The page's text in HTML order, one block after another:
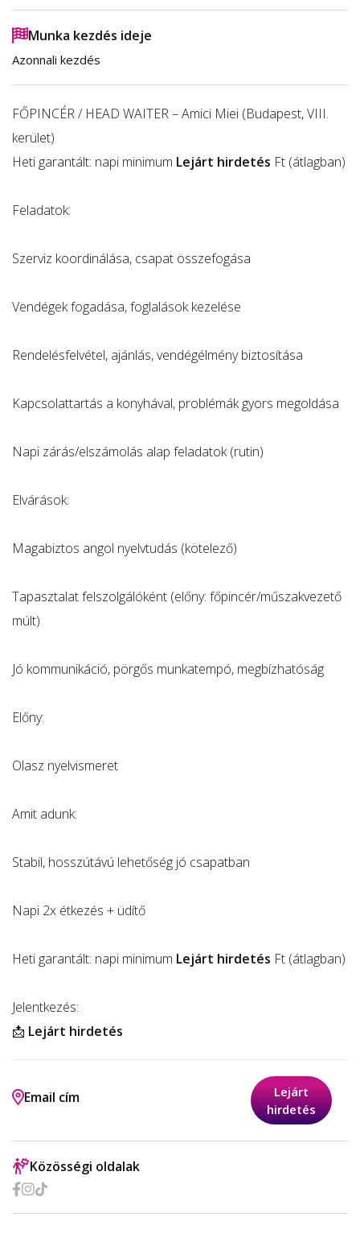
Munka kezdés ideje
Azonnali kezdés
FŐPINCÉR / HEAD WAITER – Amici Miei (Budapest, VIII.
kerület)
Heti garantált: napi minimum Lejárt hirdetés Ft (átlagban)
Feladatok:
Szerviz koordinálása, csapat összefogása
Vendégek fogadása, foglalások kezelése
Rendelésfelvétel, ajánlás, vendégélmény biztosítása
Kapcsolattartás a konyhával, problémák gyors megoldása
Napi zárás/elszámolás alap feladatok (rutin)
Elvárások:
Magabiztos angol nyelvtudás (kötelező)
Tapasztalat felszolgálóként (előny: főpincér/műszakvezető
múlt)
Jó kommunikáció, pörgős munkatempó, megbízhatóság
Előny:
Olasz nyelvismeret
Amit adunk:
Stabil, hosszútávú lehetőség jó csapatban
Napi 2x étkezés + üdítő
Heti garantált: napi minimum Lejárt hirdetés Ft (átlagban)
Jelentkezés:
📩 Lejárt hirdetés
Email cím
Lejárt
hirdetés
Közösségi oldalak